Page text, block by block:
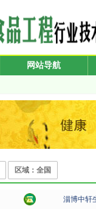
网站导航
区域：全国
淄博中轩